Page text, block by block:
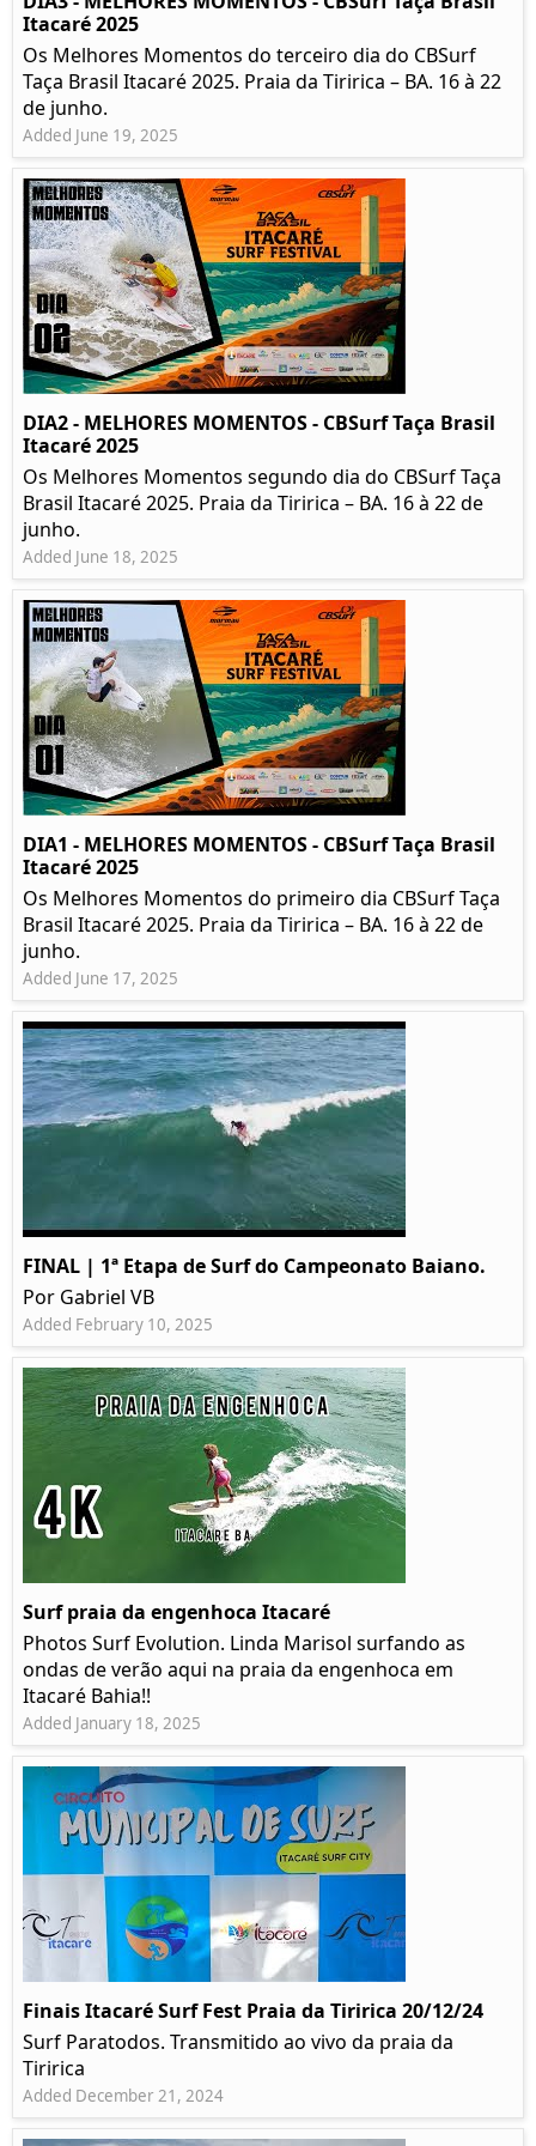
Itacaré 2025
Os Melhores Momentos do terceiro dia do CBSurf
Taça Brasil Itacaré 2025. Praia da Tiririca – BA. 16 à 22
de junho.
Added June 19, 2025
DIA2 - MELHORES MOMENTOS - CBSurf Taça Brasil
Itacaré 2025
Os Melhores Momentos segundo dia do CBSurf Taça
Brasil Itacaré 2025. Praia da Tiririca – BA. 16 à 22 de
junho.
Added June 18, 2025
DIA1 - MELHORES MOMENTOS - CBSurf Taça Brasil
Itacaré 2025
Os Melhores Momentos do primeiro dia CBSurf Taça
Brasil Itacaré 2025. Praia da Tiririca – BA. 16 à 22 de
junho.
Added June 17, 2025
FINAL | 1ª Etapa de Surf do Campeonato Baiano.
Por Gabriel VB
Added February 10, 2025
Surf praia da engenhoca Itacaré
Photos Surf Evolution. Linda Marisol surfando as
ondas de verão aqui na praia da engenhoca em
Itacaré Bahia!!
Added January 18, 2025
Finais Itacaré Surf Fest Praia da Tiririca 20/12/24
Surf Paratodos. Transmitido ao vivo da praia da
Tiririca
Added December 21, 2024